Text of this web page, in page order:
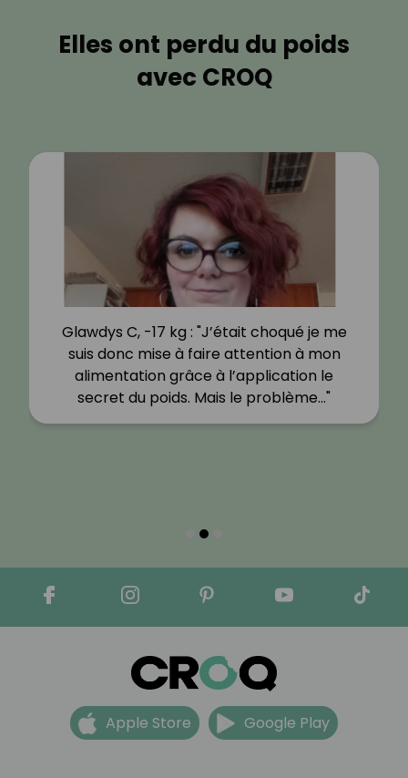
Elles ont perdu du poids
avec CROQ
Glawdys C, -17 kg : "J’était choqué je me
suis donc mise à faire attention à mon
alimentation grâce à l’application le
secret du poids. Mais le problème…"
Apple Store Google Play